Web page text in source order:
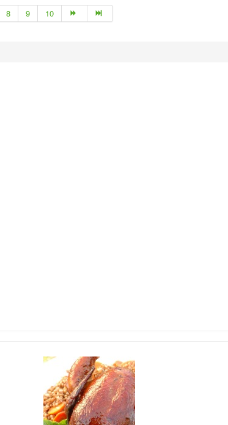
8 9 10